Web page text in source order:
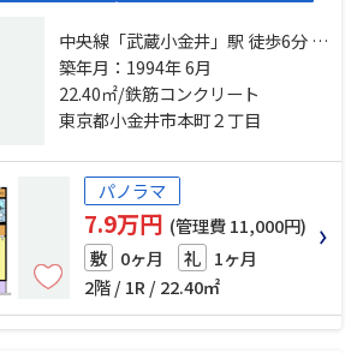
中央線「武蔵小金井」駅 徒歩6分 中
央線「東小金井」駅 徒歩20分 西武
新宿線「花小金井」駅 徒歩33分
築年月：1994年 6月
22.40㎡/鉄筋コンクリート
東京都小金井市本町２丁目
パノラマ
7.9万円 (管理費 11,000円)
敷 0ヶ月 礼 1ヶ月
2階 / 1R / 22.40㎡